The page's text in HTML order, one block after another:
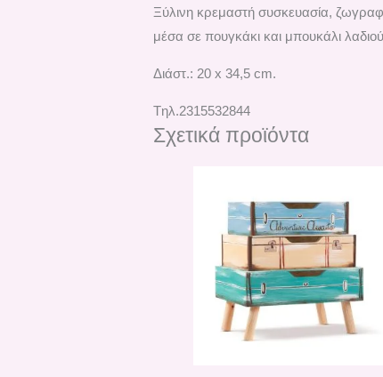
Ξύλινη κρεμαστή συσκευασία,
μέσα σε πουγκάκι και μπουκάλι
Διάστ.: 20 x 34,5 cm.
Tηλ.2315532844
Σχετικά προϊόντα